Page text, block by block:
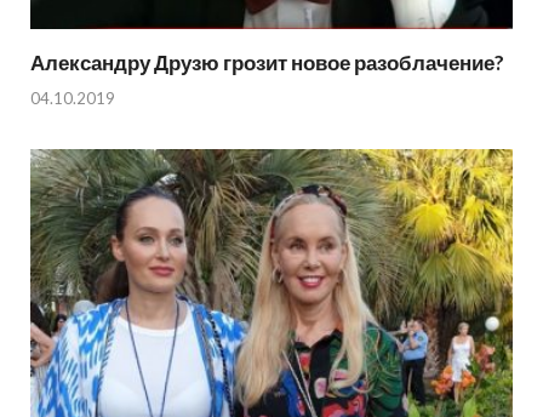
Александру Друзю грозит новое разоблачение?
04.10.2019